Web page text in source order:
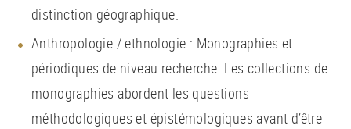
distinction géographique.
Anthropologie / ethnologie : Monographies et
périodiques de niveau recherche. Les collections de
monographies abordent les questions
méthodologiques et épistémologiques avant d’être